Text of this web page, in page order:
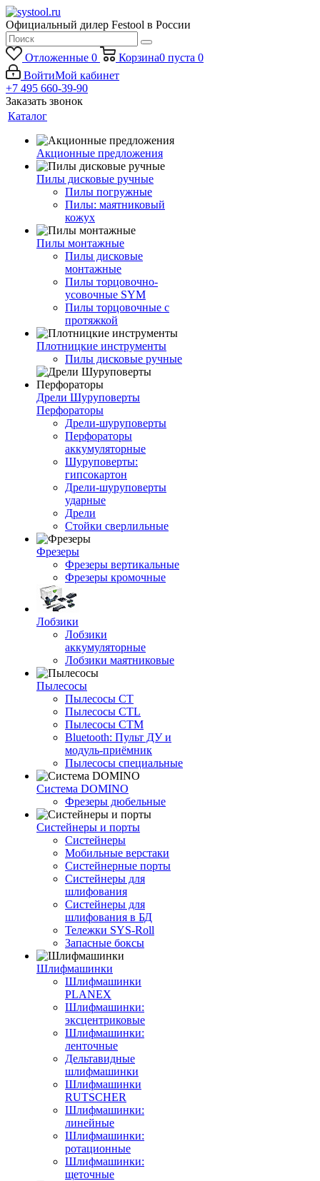
Официальный дилер Festool в России
Отложенные 0 Корзина0 пуста 0
ВойтиМой кабинет
+7 495 660-39-90
Заказать звонок
Каталог
Акционные предложения
Пилы дисковые ручные
Пилы погружные
Пилы: маятниковый
кожух
Пилы монтажные
Пилы дисковые
монтажные
Пилы торцовочно-
усовочные SYM
Пилы торцовочные с
протяжкой
Плотницкие инструменты
Пилы дисковые ручные
Дрели Шуруповерты
Перфораторы
Дрели-шуруповерты
Перфораторы
аккумуляторные
Шуруповерты:
гипсокартон
Дрели-шуруповерты
ударные
Дрели
Стойки сверлильные
Фрезеры
Фрезеры вертикальные
Фрезеры кромочные
Лобзики
Лобзики
аккумуляторные
Лобзики маятниковые
Пылесосы
Пылесосы CT
Пылесосы CTL
Пылесосы CTM
Bluetooth: Пульт ДУ и
модуль-приёмник
Пылесосы специальные
Система DOMINO
Фрезеры дюбельные
Систейнеры и порты
Систейнеры
Мобильные верстаки
Систейнерные порты
Систейнеры для
шлифования
Систейнеры для
шлифования в БД
Тележки SYS-Roll
Запасные боксы
Шлифмашинки
Шлифмашинки
PLANEX
Шлифмашинки:
эксцентриковые
Шлифмашинки:
ленточные
Дельтавидные
шлифмашинки
Шлифмашинки
RUTSCHER
Шлифмашинки:
линейные
Шлифмашинки:
ротационные
Шлифмашинки:
щеточные